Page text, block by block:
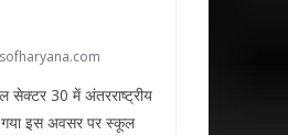
सेक्टर 30 में अंतरराष्ट्रीय
गया इस अवसर पर स्कूल